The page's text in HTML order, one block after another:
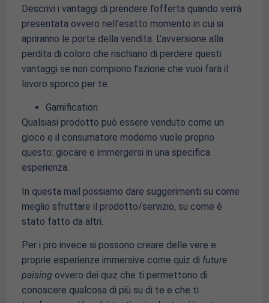
Descrivi i vantaggi di prendere l’offerta quando verrà
presentata ovvero nell’esatto momento in cui si
apriranno le porte della vendita. L’avversione alla
perdita di coloro che rischiano di perdere questi
vantaggi se non compiono l’azione che vuoi farà il
lavoro sporco per te.
Gamification
Qualsiasi prodotto può essere venduto come un
gioco e il consumatore moderno vuole proprio
questo: giocare e immergersi in una specifica
esperienza.
In questa mail possiamo dare suggerimenti su come
meglio sfruttare il prodotto/servizio, su come è
stato fatto da altri.
Per i pro invece si possono creare delle vere e
proprie esperienze immersive come quiz di future
paising ovvero dei quiz che ti permettono di
conoscere qualcosa di più su di te e che ti